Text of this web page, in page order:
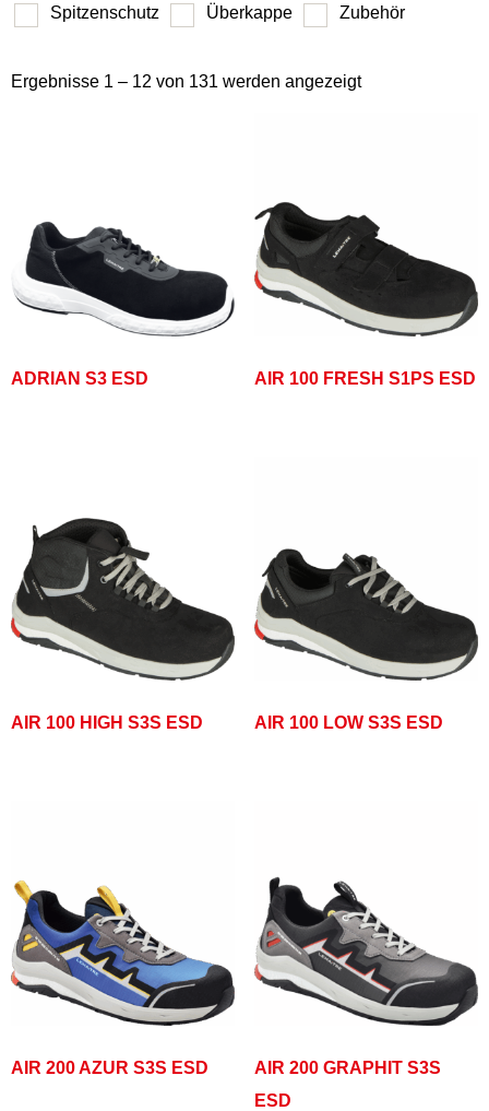
Spitzenschutz Überkappe Zubehör
Ergebnisse 1 – 12 von 131 werden angezeigt
ADRIAN S3 ESD AIR 100 FRESH S1PS ESD
AIR 100 HIGH S3S ESD AIR 100 LOW S3S ESD
AIR 200 AZUR S3S ESD
AIR 200 GRAPHIT S3S
ESD